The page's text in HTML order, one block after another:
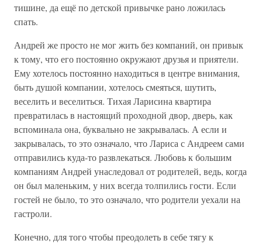
тишине, да ещё по детской привычке рано ложилась
спать.
Андрей же просто не мог жить без компаний, он привык
к тому, что его постоянно окружают друзья и приятели.
Ему хотелось постоянно находиться в центре внимания,
быть душой компании, хотелось смеяться, шутить,
веселить и веселиться. Тихая Ларисина квартира
превратилась в настоящий проходной двор, дверь, как
вспоминала она, буквально не закрывалась. А если и
закрывалась, то это означало, что Лариса с Андреем сами
отправились куда-то развлекаться. Любовь к большим
компаниям Андрей унаследовал от родителей, ведь, когда
он был маленьким, у них всегда толпились гости. Если
гостей не было, то это означало, что родители уехали на
гастроли.
Конечно, для того чтобы преодолеть в себе тягу к